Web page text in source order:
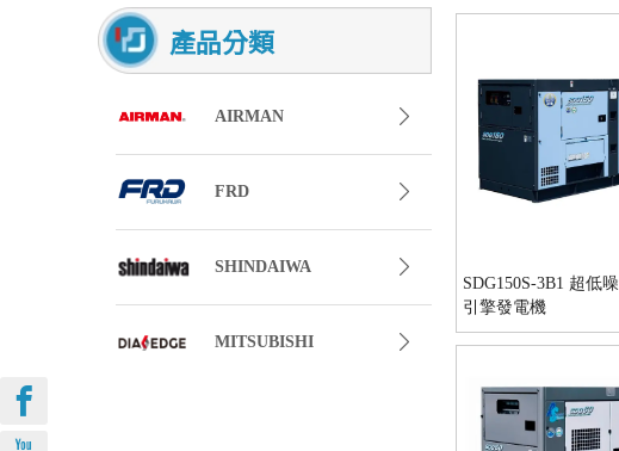
產品分類
AIRMAN
FRD
SHINDAIWA
MITSUBISHI
SDG150S-3B1 超低
引擎發電機